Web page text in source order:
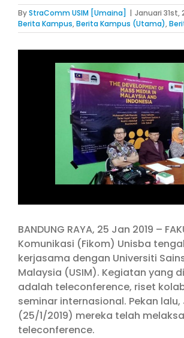
ByStraComm USIM [Umaina] | Januari 31st,
Berita Kampus,Berita Kampus (Utama),
BANDUNG RAYA, 25 Jan 2019 –
Komunikasi (Fikom) Unisba
kerjasama dengan Universiti
Malaysia (USIM). Kegiatan yang
adalah teleconference, riset
seminar internasional. Pekan
(25/1/2019) mereka telah
teleconference.